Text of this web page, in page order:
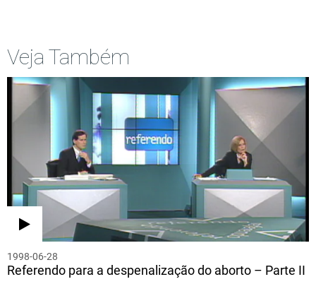
Veja Também
1998-06-28
Referendo para a despenalização do aborto – Parte II